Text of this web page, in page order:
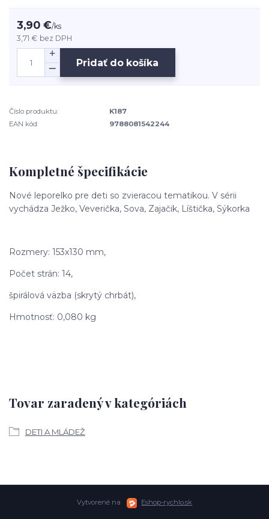
3,90 €/ks
3,71 € bez DPH
Pridať do košíka
Číslo produktu:
K187
EAN kód:
9788081542244
Kompletné špecifikácie
Nové leporelko pre deti so zvieracou tematikou. V sérii
vychádza Ježko, Veverička, Sova, Zajačik, Líštička, Sýkorka
Rozmery: 153x130 mm,
Počet strán: 14,
špirálová väzba (skrytý chrbát),
Hmotnosť: 0,080 kg
Tovar zaradený v kategóriách
DETI A MLÁDEŽ
Vytvorené na Eshop-rychlo.sk